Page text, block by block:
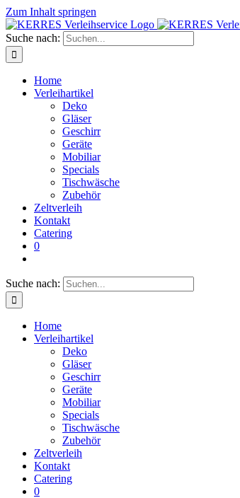
Zum Inhalt springen
Suche nach:
Home
Verleihartikel
Deko
Gläser
Geschirr
Geräte
Mobiliar
Specials
Tischwäsche
Zubehör
Zeltverleih
Kontakt
Catering
0
Suche nach:
Home
Verleihartikel
Deko
Gläser
Geschirr
Geräte
Mobiliar
Specials
Tischwäsche
Zubehör
Zeltverleih
Kontakt
Catering
0